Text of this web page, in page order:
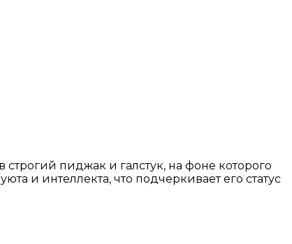
пиджак и галстук, на фоне которого
и интеллекта, что подчеркивает его статус